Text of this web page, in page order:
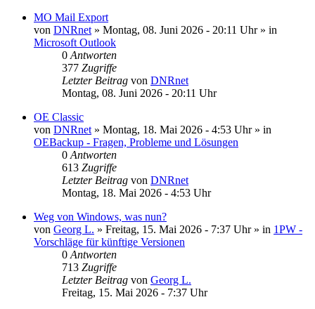
MO Mail Export
von DNRnet » Montag, 08. Juni 2026 - 20:11 Uhr» in
Microsoft Outlook
0 Antworten
377 Zugriffe
Letzter Beitrag von DNRnet
Montag, 08. Juni 2026 - 20:11 Uhr
OE Classic
von DNRnet » Montag, 18. Mai 2026 - 4:53 Uhr» in
OEBackup - Fragen, Probleme und Lösungen
0 Antworten
613 Zugriffe
Letzter Beitrag von DNRnet
Montag, 18. Mai 2026 - 4:53 Uhr
Weg von Windows, was nun?
von Georg L. » Freitag, 15. Mai 2026 - 7:37 Uhr» in 1PW -
Vorschläge für künftige Versionen
0 Antworten
713 Zugriffe
Letzter Beitrag von Georg L.
Freitag, 15. Mai 2026 - 7:37 Uhr